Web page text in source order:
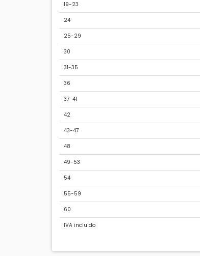
19-23
24
25-29
30
31-35
36
37-41
42
43-47
48
49-53
54
55-59
60
IVA incluido